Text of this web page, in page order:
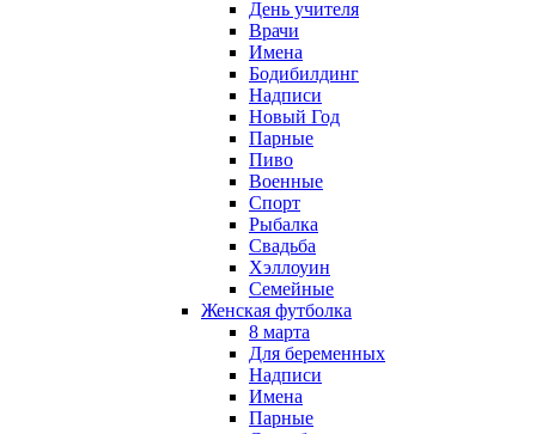
День учителя
Врачи
Имена
Бодибилдинг
Надписи
Новый Год
Парные
Пиво
Военные
Спорт
Рыбалка
Свадьба
Хэллоуин
Семейные
Женская футболка
8 марта
Для беременных
Надписи
Имена
Парные